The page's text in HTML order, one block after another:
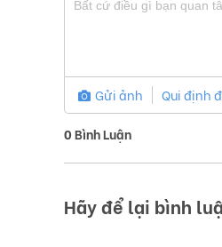
Gửi ảnh Qui định
0Bình Luận
Hãy để lại bình